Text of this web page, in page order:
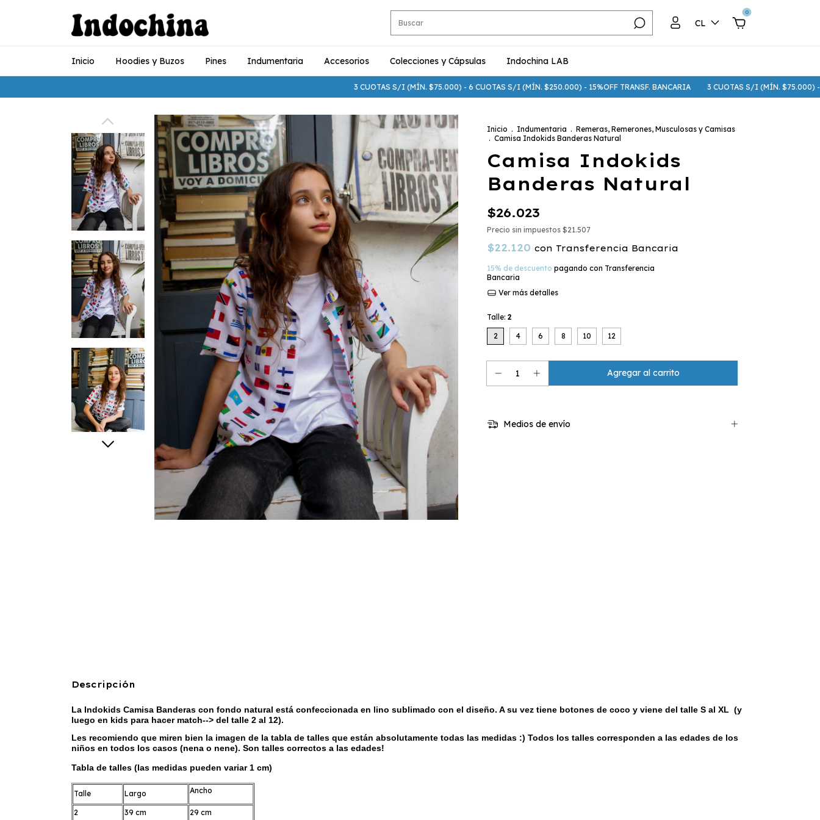
CL
0
Inicio Hoodies y Buzos Pines Indumentaria Accesorios Colecciones y Cápsulas Indochina LAB
3 CUOTAS S/I (MÍN. $75.000) - 6 CUOTAS S/I (MÍN. $250.000) - 15%OFF TRANSF. BANCARIA 3 CUOTAS S/I (MÍN. $75.000) - 6 CUOTAS
Inicio . Indumentaria . Remeras, Remerones, Musculosas y Camisas
. Camisa Indokids Banderas Natural
Camisa Indokids
Banderas Natural
$26.023
Precio sin impuestos $21.507
$22.120 con Transferencia Bancaria
15% de descuento pagando con Transferencia
Bancaria
Ver más detalles
Talle: 2
2 4 6 8 10 12
Medios de envío
Descripción
La Indokids Camisa Banderas con fondo natural está confeccionada en lino sublimado con el diseño. A su vez tiene botones de coco y viene del talle S al XL (y
luego en kids para hacer match--> del talle 2 al 12).
Les recomiendo que miren bien la imagen de la tabla de talles que están absolutamente todas las medidas :) Todos los talles corresponden a las edades de los
niños en todos los casos (nena o nene). Son talles correctos a las edades!
Tabla de talles (las medidas pueden variar 1 cm)
Talle Largo Ancho
2 39 cm 29 cm